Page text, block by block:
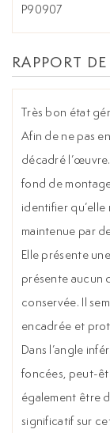
P90907
RAPPORT
Très bon état
Afin de ne pas
décadré
fond de
identifier qu’elle
maintenue par
Elle présente
présente aucun
conservée. Il
encadrée et
Dans l’angle
foncées, peut-
également être
significatif sur